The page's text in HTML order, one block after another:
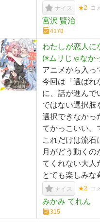
ナイス ★2 コ
宮沢 賢治
4170
わたしが恋人に
(※ムリじゃなか
アニメから入っ
今回は「選ばれ
に、話が進んで
ではない選択肢
選択できなかっ
てかっこいい。
これだけは流石
月がどう動く
てくれない大人
とても楽しみな
ナイス ★2 コ
みかみ てれん
315